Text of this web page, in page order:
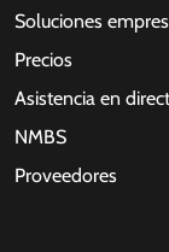
Soluciones
Precios
Asistencia en
NMBS
Proveedores